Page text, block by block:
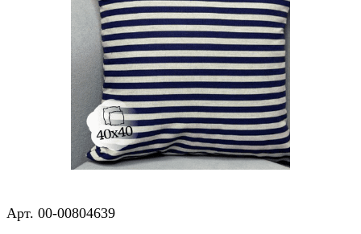
Арт. 00-00804639